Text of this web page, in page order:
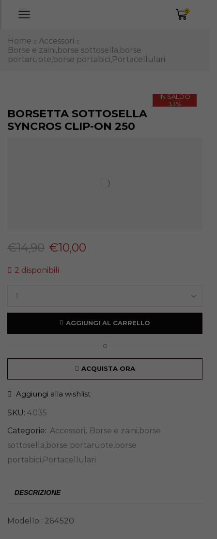
0
Home
Accessori
Borse e zaini,borse sottosella,borse
portaruote,borse portabici,Portacellulari
IN SALDO
33%
BORSETTA SOTTOSELLA
SYNCROS CLIP-ON 250
€14,90 €10,00
2 disponibili
AGGIUNGI AL CARRELLO
O
ACQUISTA ORA
Aggiungi alla wishlist
SKU: 4035
Categorie: Accessori, Borse e zaini,borse
sottosella,borse portaruote,borse
portabici,Portacellulari
DESCRIZIONE
Modello : 264520